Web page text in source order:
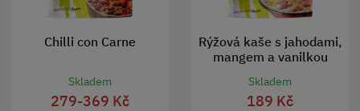
Chilli con Carne
Skladem
279-369 Kč
Rýžová kaše s jahodami,
mangem a vanilkou
Skladem
189 Kč